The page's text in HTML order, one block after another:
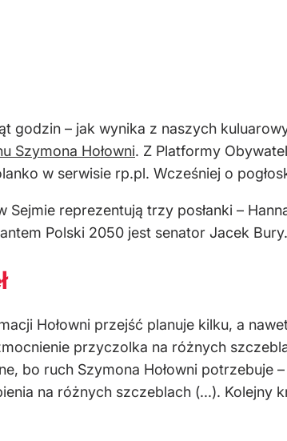
godzin – jak wynika z naszych
Szymona Hołowni. Z Platformy
w serwisie rp.pl. Wcześniej o
Sejmie reprezentują trzy posłanki –
Polski 2050 jest senator Jacek Bury.
Hołowni przejść planuje kilku, a
przyczolka na różnych
bo ruch Szymona Hołowni
na różnych szczeblach (...). Kolejny